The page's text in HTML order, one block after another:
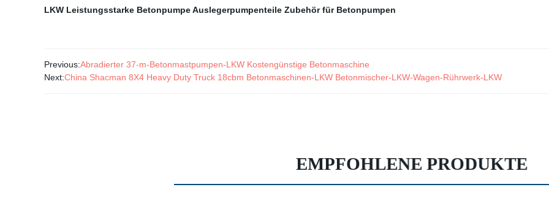
LKW Leistungsstarke BetonpumpeAuslegerpumpenteile Zubehör für Betonpumpen
Previous:Abradierter 37-m-Betonmastpumpen-LKW Kostengünstige Betonmaschine
Next:China Shacman 8X4 Heavy Duty Truck 18cbm Betonmaschinen-LKW Betonmischer-LKW-Wagen-Rührwerk-LKW
EMPFOHLENE PRODUKTE